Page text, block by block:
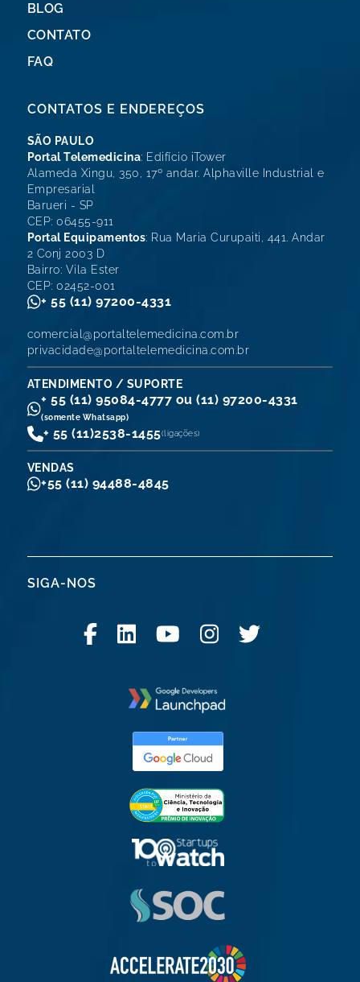
BLOG
CONTATO
FAQ
CONTATOS E ENDEREÇOS
SÃO PAULO
Portal Telemedicina: Edifício iTower
Alameda Xingu, 350, 17º andar. Alphaville Industrial e
Empresarial
Barueri - SP
CEP: 06455-911
Portal Equipamentos: Rua Maria Curupaiti, 441. Andar
2 Conj 2003 D
Bairro: Vila Ester
CEP: 02452-001
+ 55 (11) 97200-4331
comercial@portaltelemedicina.com.br
privacidade@portaltelemedicina.com.br
ATENDIMENTO / SUPORTE
+ 55 (11) 95084-4777 ou (11) 97200-4331
(somente Whatsapp)
+ 55 (11)2538-1455(ligações)
VENDAS
+55 (11) 94488-4845
SIGA-NOS